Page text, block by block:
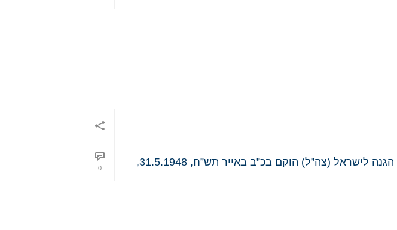
0
במעגל השנה העברית חודש אייר יום העצמאות-צבא ההגנה לישראל צבא הגנה לישראל (צה”ל) הוקם בכ”ב באייר תש”ח, 31.5.1948,